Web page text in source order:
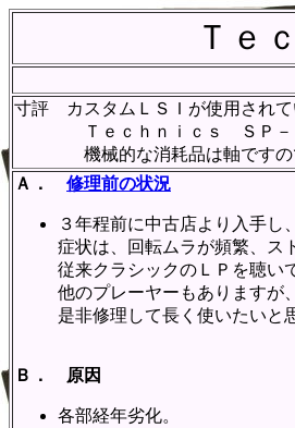
Ｔｅ
寸評 カスタムＬＳＩが使用されて
Ｔｅｃｈｎｉｃｓ ＳＰ－１
機械的な消耗品は軸ですので
Ａ． 修理前の状況
３年程前に中古店より入手し
症状は、回転ムラが頻繁、ス
従来クラシックのＬＰを聴い
他のプレーヤーもあります
是非修理して長く使いたいと
Ｂ． 原因
各部経年劣化。